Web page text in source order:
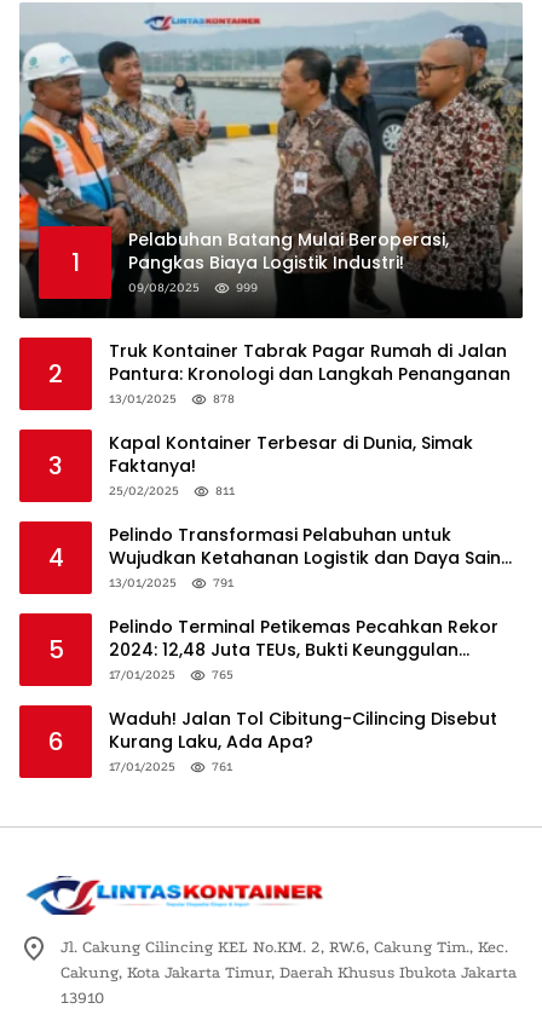
1
Pelabuhan Batang Mulai Beroperasi,
Pangkas Biaya Logistik Industri!
09/08/2025 999
2
Truk Kontainer Tabrak Pagar Rumah di Jalan
Pantura: Kronologi dan Langkah Penanganan
13/01/2025 878
3
Kapal Kontainer Terbesar di Dunia, Simak
Faktanya!
25/02/2025 811
4
Pelindo Transformasi Pelabuhan untuk
Wujudkan Ketahanan Logistik dan Daya Saing
Global
13/01/2025 791
5
Pelindo Terminal Petikemas Pecahkan Rekor
2024: 12,48 Juta TEUs, Bukti Keunggulan
Logistik Nasional
17/01/2025 765
6
Waduh! Jalan Tol Cibitung-Cilincing Disebut
Kurang Laku, Ada Apa?
17/01/2025 761
Jl. Cakung Cilincing KEL No.KM. 2, RW.6, Cakung Tim., Kec.
Cakung, Kota Jakarta Timur, Daerah Khusus Ibukota Jakarta
13910